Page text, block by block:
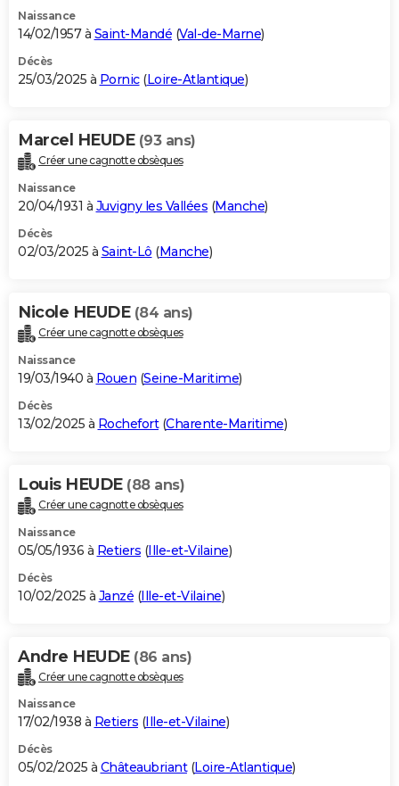
Naissance
14/02/1957 à Saint-Mandé (Val-de-Marne)
Décès
25/03/2025 à Pornic(Loire-Atlantique)
Marcel HEUDE (93 ans)
Créer une cagnotte obsèques
Naissance
20/04/1931 à Juvigny les Vallées (Manche)
Décès
02/03/2025 à Saint-Lô (Manche)
Nicole HEUDE (84 ans)
Créer une cagnotte obsèques
Naissance
19/03/1940 à Rouen (Seine-Maritime)
Décès
13/02/2025 à Rochefort(Charente-Maritime)
Louis HEUDE (88 ans)
Créer une cagnotte obsèques
Naissance
05/05/1936 à Retiers (Ille-et-Vilaine)
Décès
10/02/2025 à Janzé (Ille-et-Vilaine)
Andre HEUDE (86 ans)
Créer une cagnotte obsèques
Naissance
17/02/1938 à Retiers (Ille-et-Vilaine)
Décès
05/02/2025 à Châteaubriant(Loire-Atlantique)